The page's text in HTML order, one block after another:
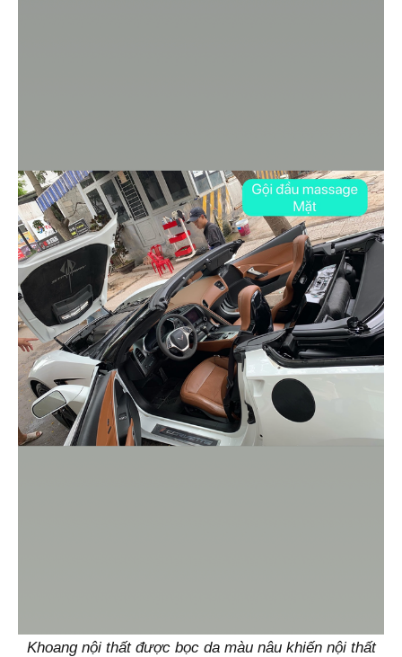
Khoang nội thất được bọc da màu nâu khiến nội thất